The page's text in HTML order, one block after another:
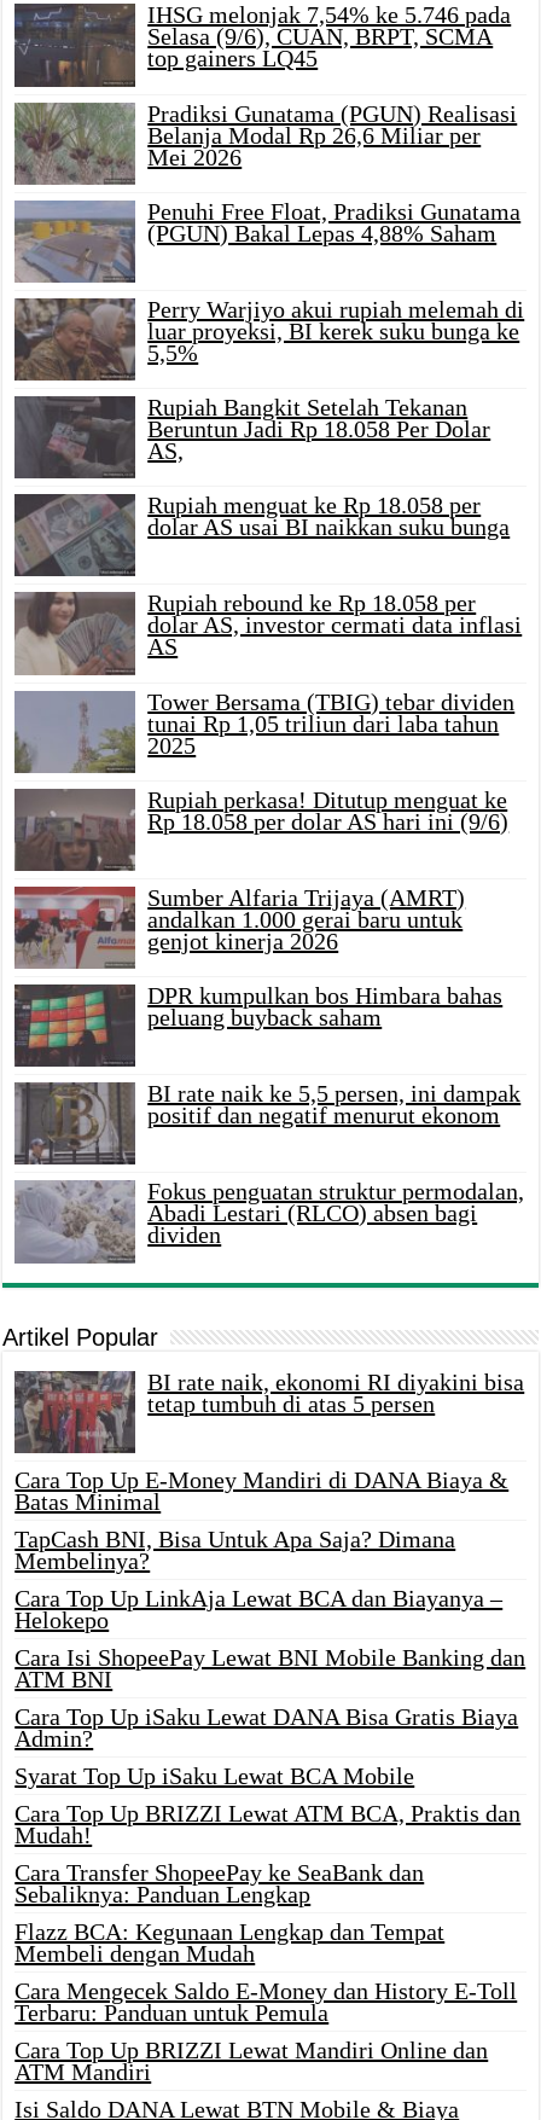
IHSG melonjak 7,54% ke 5.746 pada
Selasa (9/6), CUAN, BRPT, SCMA
top gainers LQ45
Pradiksi Gunatama (PGUN) Realisasi
Belanja Modal Rp 26,6 Miliar per
Mei 2026
Penuhi Free Float, Pradiksi Gunatama
(PGUN) Bakal Lepas 4,88% Saham
Perry Warjiyo akui rupiah melemah di
luar proyeksi, BI kerek suku bunga ke
5,5%
Rupiah Bangkit Setelah Tekanan
Beruntun Jadi Rp 18.058 Per Dolar
AS,
Rupiah menguat ke Rp 18.058 per
dolar AS usai BI naikkan suku bunga
Rupiah rebound ke Rp 18.058 per
dolar AS, investor cermati data inflasi
AS
Tower Bersama (TBIG) tebar dividen
tunai Rp 1,05 triliun dari laba tahun
2025
Rupiah perkasa! Ditutup menguat ke
Rp 18.058 per dolar AS hari ini (9/6)
Sumber Alfaria Trijaya (AMRT)
andalkan 1.000 gerai baru untuk
genjot kinerja 2026
DPR kumpulkan bos Himbara bahas
peluang buyback saham
BI rate naik ke 5,5 persen, ini dampak
positif dan negatif menurut ekonom
Fokus penguatan struktur permodalan,
Abadi Lestari (RLCO) absen bagi
dividen
Artikel Popular
BI rate naik, ekonomi RI diyakini bisa
tetap tumbuh di atas 5 persen
Cara Top Up E-Money Mandiri di DANA Biaya &
Batas Minimal
TapCash BNI, Bisa Untuk Apa Saja? Dimana
Membelinya?
Cara Top Up LinkAja Lewat BCA dan Biayanya –
Helokepo
Cara Isi ShopeePay Lewat BNI Mobile Banking dan
ATM BNI
Cara Top Up iSaku Lewat DANA Bisa Gratis Biaya
Admin?
Syarat Top Up iSaku Lewat BCA Mobile
Cara Top Up BRIZZI Lewat ATM BCA, Praktis dan
Mudah!
Cara Transfer ShopeePay ke SeaBank dan
Sebaliknya: Panduan Lengkap
Flazz BCA: Kegunaan Lengkap dan Tempat
Membeli dengan Mudah
Cara Mengecek Saldo E-Money dan History E-Toll
Terbaru: Panduan untuk Pemula
Cara Top Up BRIZZI Lewat Mandiri Online dan
ATM Mandiri
Isi Saldo DANA Lewat BTN Mobile & Biaya